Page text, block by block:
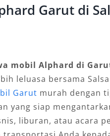
Garut di
mobil Alphard di
leluasa bersama
Garut murah dengan
yang siap
liburan, atau acara